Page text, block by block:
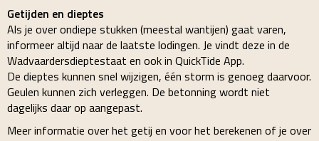
Getijden en dieptes
Als je over ondiepe stukken (meestal wantijen) gaat varen,
informeer altijd naar de laatste lodingen. Je vindt deze in de
Wadvaardersdieptestaat en ook in QuickTide App.
De dieptes kunnen snel wijzigen, één storm is genoeg daarvoor.
Geulen kunnen zich verleggen. De betonning wordt niet
dagelijks daar op aangepast.
Meer informatie over het getij en voor het berekenen of je over